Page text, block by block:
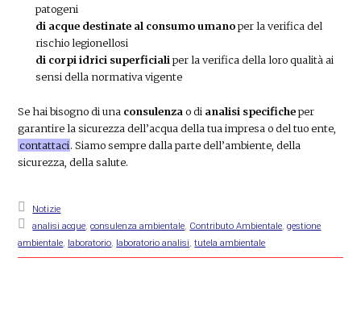
patogeni
di acque destinate al consumo umanoper la verifica del
rischio legionellosi
di corpi idrici superficialiper la verifica della loro qualità ai
sensi della normativa vigente
Se hai bisogno di una consulenza o di analisi specificheper
garantire la sicurezza dell’acqua della tua impresa o del tuo ente,
contattaci. Siamo sempre dalla parte dell’ambiente, della
sicurezza, della salute.
Notizie
analisi acque,consulenza ambientale, Contributo Ambientale,gestione
ambientale, laboratorio, laboratorio analisi,tutela ambientale